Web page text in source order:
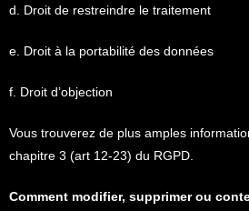
d. Droit de restreindre le traitement
e. Droit à la portabilité des données
f. Droit d’objection
Vous trouverez de plus amples
chapitre 3 (art 12-23) du RGPD.
Comment modifier, supprimer ou